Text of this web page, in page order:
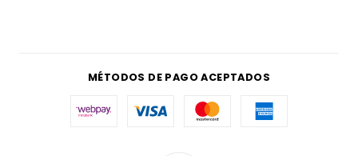
MÉTODOS DE PAGO ACEPTADOS